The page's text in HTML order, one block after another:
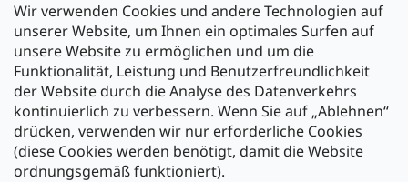
Wir verwenden Cookies und andere Technologien auf
unserer Website, um Ihnen ein optimales Surfen auf
unsere Website zu ermöglichen und um die
Funktionalität, Leistung und Benutzerfreundlichkeit
der Website durch die Analyse des Datenverkehrs
kontinuierlich zu verbessern. Wenn Sie auf „Ablehnen“
drücken, verwenden wir nur erforderliche Cookies
(diese Cookies werden benötigt, damit die Website
ordnungsgemäß funktioniert).
Filiale Ulm
Zahlung und Versand
Versand mit: